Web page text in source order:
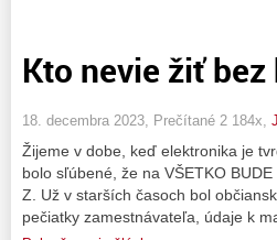
Kto nevie žiť
18. decembra 2023, Prečítané 2 184x,
Žijeme v dobe, keď elektronika je
bolo sľúbené, že na VŠETKO BUDE
Z. Už v starších časoch bol
pečiatky zamestnávateľa, údaje k